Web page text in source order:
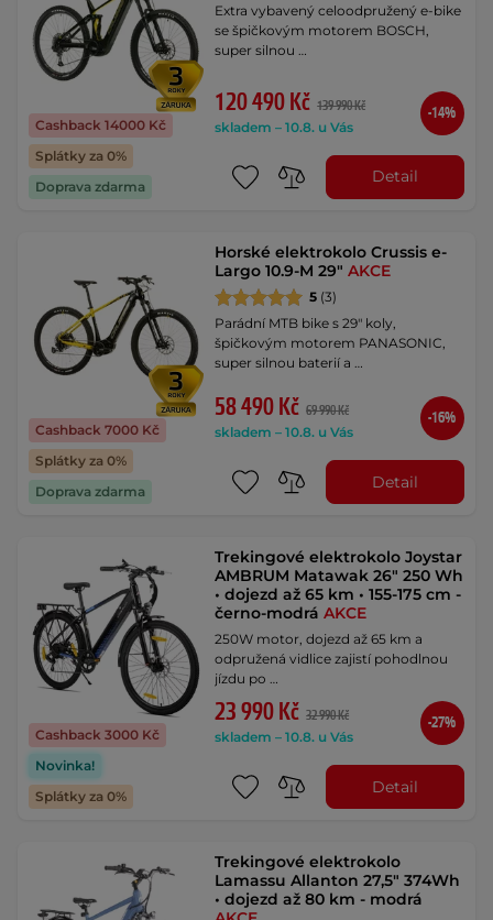
Cashback 14000 Kč
Splátky za 0%
Doprava zdarma
Extra vybavený celoodpružený e-bike
se špičkovým motorem BOSCH,
super silnou …
120 490 Kč 139 990 Kč
skladem – 10.8. u Vás
-14%
Detail
Cashback 7000 Kč
Splátky za 0%
Doprava zdarma
Horské elektrokolo Crussis e-
Largo 10.9-M 29"AKCE
5 (3)
Parádní MTB bike s 29" koly,
špičkovým motorem PANASONIC,
super silnou baterií a …
58 490 Kč 69 990 Kč
skladem – 10.8. u Vás
-16%
Detail
Cashback 3000 Kč
Novinka!
Splátky za 0%
Trekingové elektrokolo Joystar
AMBRUM Matawak 26" 250 Wh
• dojezd až 65 km • 155-175 cm -
černo-modráAKCE
250W motor, dojezd až 65 km a
odpružená vidlice zajistí pohodlnou
jízdu po …
23 990 Kč 32 990 Kč
skladem – 10.8. u Vás
-27%
Detail
Trekingové elektrokolo
Lamassu Allanton 27,5" 374Wh
• dojezd až 80 km - modrá